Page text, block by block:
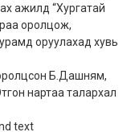
ажилд “Хургатай
оролцож,
оруулахад хувь
оролцсон Б.Дашням,
нартаа талархал